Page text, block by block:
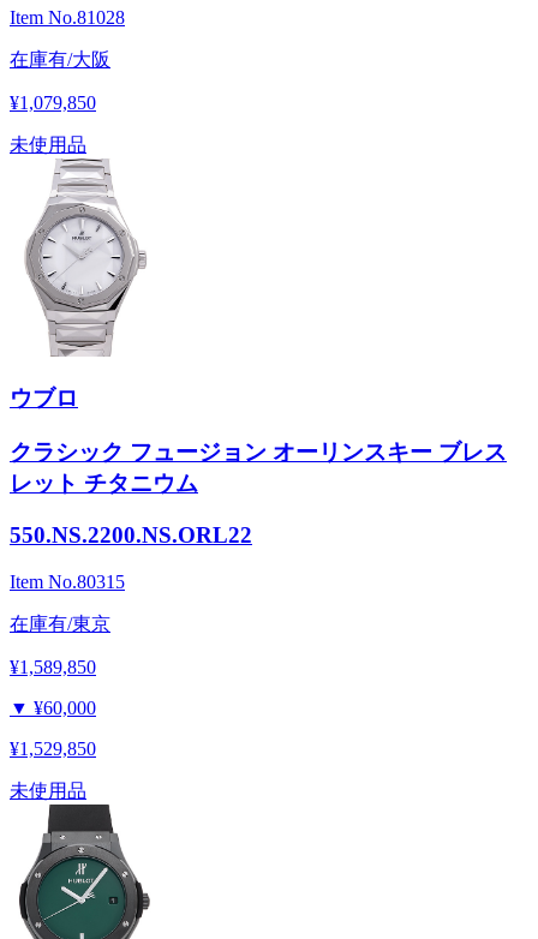
Item No.81028
在庫有/大阪
¥1,079,850
未使用品
ウブロ
クラシック フュージョン オーリンスキー ブレス
レット チタニウム
550.NS.2200.NS.ORL22
Item No.80315
在庫有/東京
¥1,589,850
▼ ¥60,000
¥1,529,850
未使用品